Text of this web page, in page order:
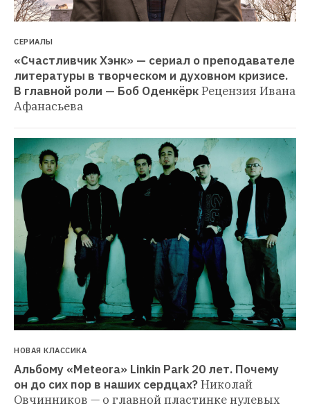
СЕРИАЛЫ
«Счастливчик Хэнк» — сериал о преподавателе
литературы в творческом и духовном кризисе.
В главной роли — Боб ОденкёркРецензия Ивана
Афанасьева
НОВАЯ КЛАССИКА
Альбому «Meteora» Linkin Park 20 лет. Почему
он до сих пор в наших сердцах?Николай
Овчинников — о главной пластинке нулевых